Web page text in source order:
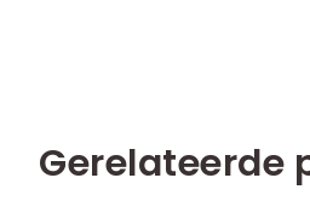
Gerelateerde